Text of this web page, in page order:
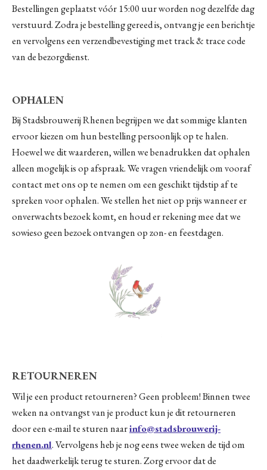
Bestellingen geplaatst vóór 15:00 uur worden nog dezelfde dag
verstuurd. Zodra je bestelling gereed is, ontvang je een berichtje
en vervolgens een verzendbevestiging met track & trace code
van de bezorgdienst.
OPHALEN
Bij Stadsbrouwerij Rhenen begrijpen we dat sommige klanten
ervoor kiezen om hun bestelling persoonlijk op te halen.
Hoewel we dit waarderen, willen we benadrukken dat ophalen
alleen mogelijk is op afspraak. We vragen vriendelijk om vooraf
contact met ons op te nemen om een geschikt tijdstip af te
spreken voor ophalen. We stellen het niet op prijs wanneer er
onverwachts bezoek komt, en houd er rekening mee dat we
sowieso geen bezoek ontvangen op zon- en feestdagen.
RETOURNEREN
Wil je een product retourneren? Geen probleem! Binnen twee
weken na ontvangst van je product kun je dit retourneren
door een e-mail te sturen naarinfo@stadsbrouwerij-
rhenen.nl. Vervolgens heb je nog eens twee weken de tijd om
het daadwerkelijk terug te sturen. Zorg ervoor dat de